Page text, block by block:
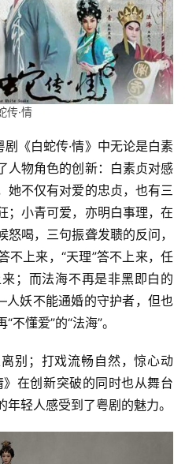
传·情
剧《白蛇传·情》中无论是白素
人物角色的创新：白素贞对感
她不仅有对爱的忠贞，也有三
；小青可爱，亦明白事理，在
喝，三句振聋发聩的反问，
不上来，“天理”答不上来，任
；而法海不再是非黑即白的
妖不能通婚的守护者，但也
懂爱”的“法海”。
别；打戏流畅自然，惊心动
在创新突破的同时也从舞台
轻人感受到了粤剧的魅力。